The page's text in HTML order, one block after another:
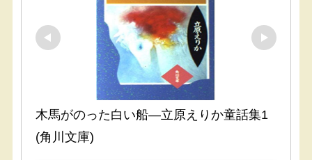
木馬がのった白い船―立原えりか童話集1
(角川文庫)